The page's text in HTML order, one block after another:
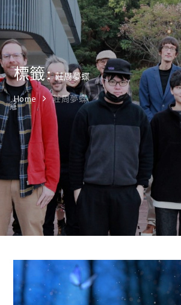
標籤:莊周夢蝶
Home 莊周夢蝶